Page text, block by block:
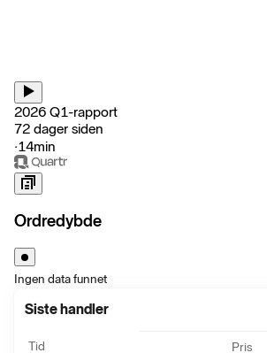
2026 Q1-rapport
72 dager siden
‧14min
Ordredybde
Ingen data funnet
Siste handler
Tid Pris